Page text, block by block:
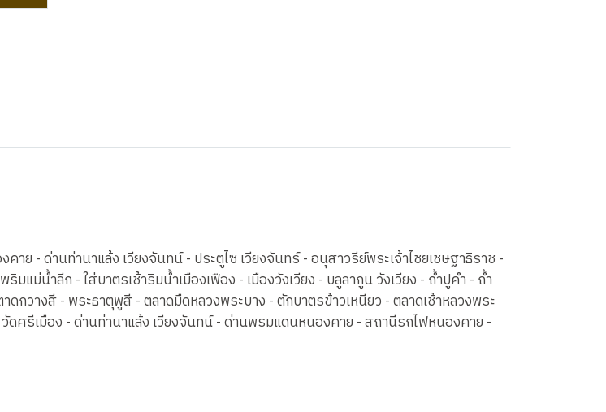
- ด่านท่านาแล้ง เวียงจันทน์ - ประตูไซ เวียงจันทร์ - อนุสาวรีย์พระเจ้าไชยเชษฐาธิราช -
แม่น้ำลีก - ใส่บาตรเช้าริมน้ำเมืองเฟือง - เมืองวังเวียง - บลูลากูน วังเวียง - ถ้ำปูคํา - ถ้ำ
กวางสี - พระธาตุพูสี - ตลาดมืดหลวงพระบาง - ตักบาตรข้าวเหนียว - ตลาดเช้าหลวงพระ
ดศรีเมือง - ด่านท่านาแล้ง เวียงจันทน์ - ด่านพรมแดนหนองคาย - สถานีรถไฟหนองคาย -